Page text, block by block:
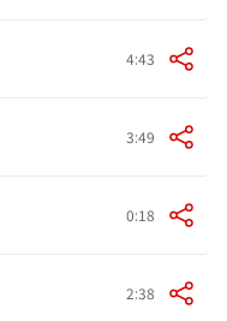
4:43
3:49
0:18
2:38